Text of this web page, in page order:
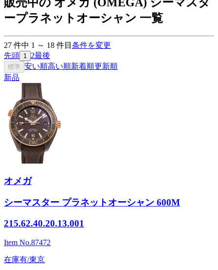
ープラネットオーシャン 一覧
27 件中 1 ～ 18 件目 条件を変更
先頭 1 2最後
標準 安い順高い順新着順更新順
新品
オメガ
シーマスター プラネットオーシャン 600M
215.62.40.20.13.001
Item No.87472
在庫有/東京